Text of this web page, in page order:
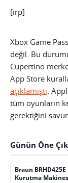
[irp]
Xbox Game
değil. Bu
Cupertino
App Store
açıklamıştı .
tüm oyunların
gerektiğini
Günün Öne
Braun
Kurutma